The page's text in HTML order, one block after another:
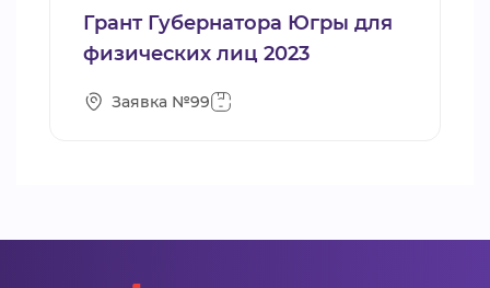
Грант Губернатора Югры для
физических лиц 2023
Заявка №99